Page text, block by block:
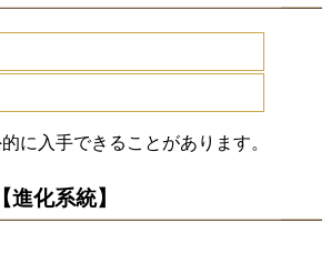
に入手できることがあります。
化系統】